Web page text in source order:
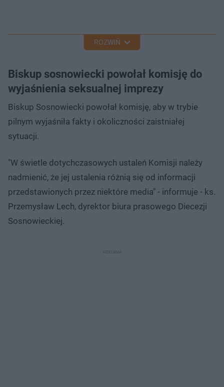
ROZWIŃ
Biskup sosnowiecki powołał komisję do
wyjaśnienia seksualnej imprezy
Biskup Sosnowiecki powołał komisję, aby w trybie
pilnym wyjaśniła fakty i okoliczności zaistniałej
sytuacji.
"W świetle dotychczasowych ustaleń Komisji należy
nadmienić, że jej ustalenia różnią się od informacji
przedstawionych przez niektóre media" - informuje - ks.
Przemysław Lech, dyrektor biura prasowego Diecezji
Sosnowieckiej.